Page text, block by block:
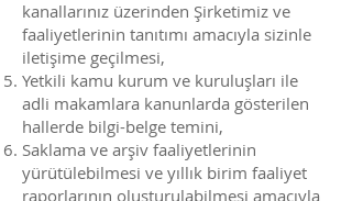
kanallarınız üzerinden Şirketimiz ve
faaliyetlerinin tanıtımı amacıyla sizinle
iletişime geçilmesi,
Yetkili kamu kurum ve kuruluşları ile
adli makamlara kanunlarda gösterilen
hallerde bilgi-belge temini,
Saklama ve arşiv faaliyetlerinin
yürütülebilmesi ve yıllık birim faaliyet
raporlarının oluşturulabilmesi amacıyla